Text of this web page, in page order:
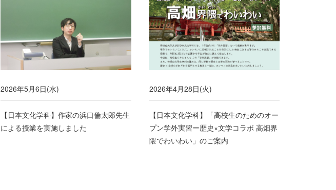
2026年5月6日(水)
【日本文化学科】作家の浜口倫太郎先生
による授業を実施しました
2026年4月28日(火)
【日本文化学科】「高校生のためのオー
プン学外実習ー歴史×文学コラボ 高畑界
隈でわいわい」のご案内